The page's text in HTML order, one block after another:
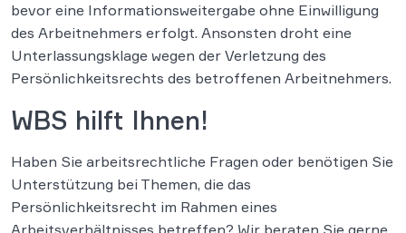
bevor eine Informationsweitergabe ohne Einwilligung
des Arbeitnehmers erfolgt. Ansonsten droht eine
Unterlassungsklage wegen der Verletzung des
Persönlichkeitsrechts des betroffenen Arbeitnehmers.
WBS hilft Ihnen!
Haben Sie arbeitsrechtliche Fragen oder benötigen Sie
Unterstützung bei Themen, die das
Persönlichkeitsrecht im Rahmen eines